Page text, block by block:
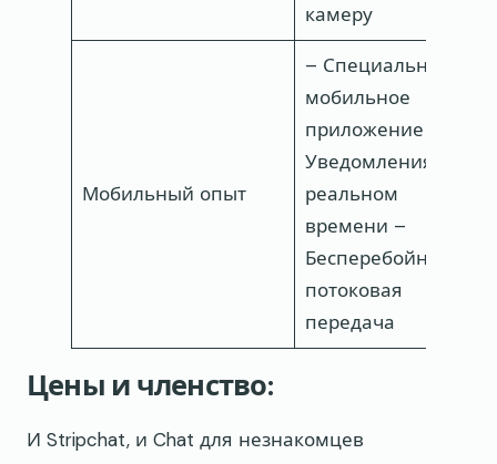
камеру
Мобильный опыт
– Специальное
мобильное
приложение –
Уведомления в
реальном
времени –
Бесперебойная
потоковая
передача
Цены и членство:
И Stripchat, и Chat для незнакомцев